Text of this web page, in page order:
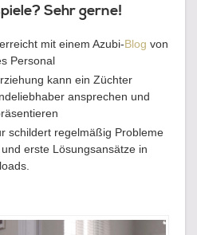
Sehr gerne!
mit einem Azubi-Blog von
Personal
kann ein Züchter
ansprechen und
schildert regelmäßig Probleme
erste Lösungsansätze in